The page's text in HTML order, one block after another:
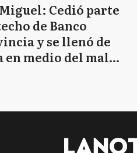
Cedió parte
de Banco
y se llenó de
en medio del mal